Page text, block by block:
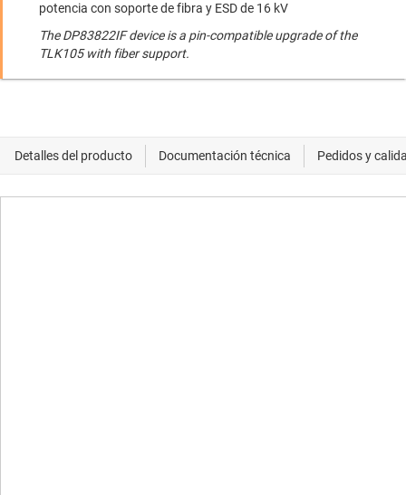
potencia con soporte de fibra y ESD de 16 kV
The DP83822IF device is a pin-compatible upgrade of the
TLK105 with fiber support.